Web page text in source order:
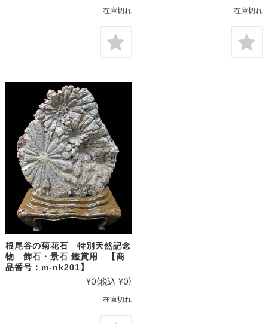
在庫切れ 在庫切れ
根尾谷の菊花石 特別天然記念
物 飾石・景石 鑑賞用 【商
品番号：m-nk201】
¥0(税込 ¥0)
在庫切れ